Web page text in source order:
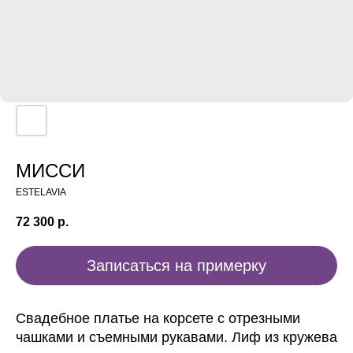
МИССИ
ESTELAVIA
72 300 р.
Записаться на примерку
Свадебное платье на корсете с отрезными
чашками и съемными рукавами. Лиф из кружева